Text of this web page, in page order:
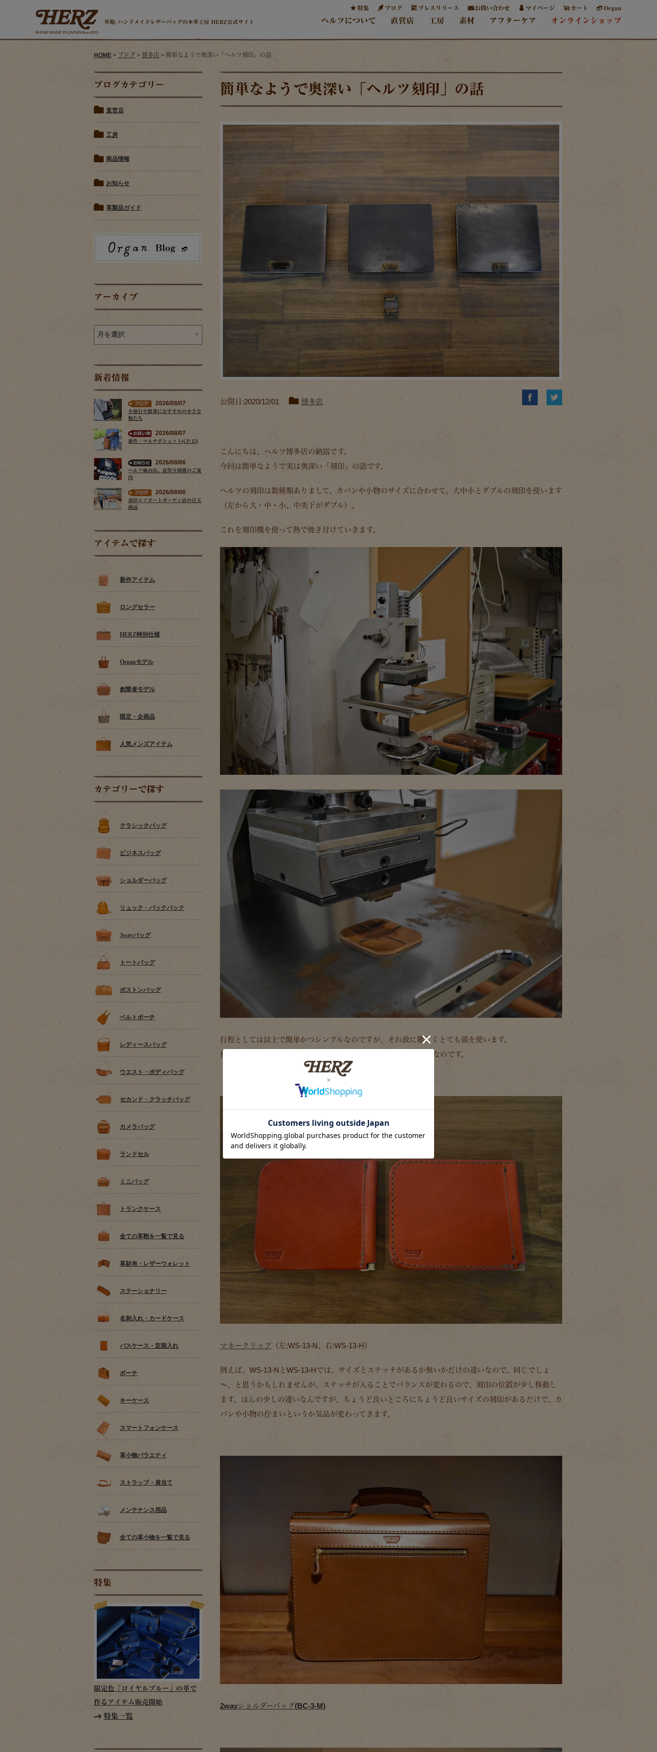
革鞄/ハンドメイドレザーバッグの本革工房 HERZ公式サイト
特集 ブログ プレスリリース お問い合わせ マイページ カート Organ
ヘルツについて 直営店 工房 素材 アフターケア オンラインショップ
HOME > ブログ > 博多店 > 簡単なようで奥深い「ヘルツ刻印」の話
ブログカテゴリー
直営店
工房
商品情報
お知らせ
革製品ガイド
アーカイブ
新着情報
2026/08/07
小旅行や散策におすすめの小さな
鞄たち
2026/08/07
新作：マルチポシェット(CP-15)
2026/08/06
ヘルツ仙台店、夏祭り開催のご案
内
2026/08/06
羽田エアポートガーデン店の目玉
商品
アイテムで探す
新作アイテム
ロングセラー
HERZ特別仕様
Organモデル
創業者モデル
限定・企画品
人気メンズアイテム
カテゴリーで探す
クラシックバッグ
ビジネスバッグ
ショルダーバッグ
リュック・バックパック
3wayバッグ
トートバッグ
ボストンバッグ
ベルトポーチ
レディースバッグ
ウエスト・ボディバッグ
セカンド・クラッチバッグ
カメラバッグ
ランドセル
ミニバッグ
トランクケース
全ての革鞄を一覧で見る
革財布・レザーウォレット
ステーショナリー
名刺入れ・カードケース
パスケース・定期入れ
ポーチ
キーケース
スマートフォンケース
革小物バラエティ
ストラップ・肩当て
メンテナンス用品
全ての革小物を一覧で見る
特集
限定色「ロイヤルブルー」の革で
作るアイテム販売開始
特集一覧
簡単なようで奥深い「ヘルツ刻印」の話
公開日:2020/12/01 博多店
こんにちは、ヘルツ博多店の納富です。
今回は簡単なようで実は奥深い「刻印」の話です。
ヘルツの刻印は数種類ありまして、カバンや小物のサイズに合わせて、大中小とダブルの刻印を使います
（左から大・中・小、中央下がダブル）。
これを刻印機を使って熱で焼き付けていきます。
行程としては以上で簡単かつシンプルなのですが、それ故に難しくとても頭を使います。
何がそんなに難しいかと言いますと、、、そう！刻印を押す位置なのです。
マネークリップ （左:WS-13-N、右:WS-13-H）
例えば、WS-13-NとWS-13-Hでは、サイズとステッチがあるか無いかだけの違いなので、同じでしょ
～、と思うかもしれませんが、ステッチが入ることでバランスが変わるので、刻印の位置が少し移動し
ます。ほんの少しの違いなんですが、ちょうど良いところにちょうど良いサイズの刻印があるだけで、カ
バンや小物の佇まいというか気品が変わってきます。
2wayショルダーバッグ(BC-3-M)